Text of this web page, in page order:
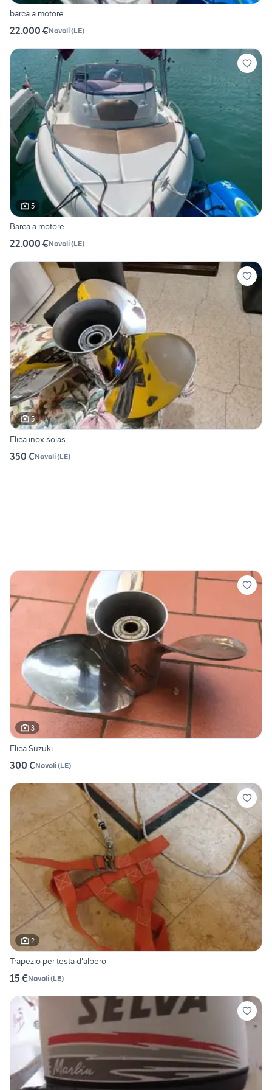
barca a motore
22.000 €Novoli(LE)
5
Barca a motore
22.000 €Novoli(LE)
5
Elica inox solas
350 €Novoli(LE)
3
Elica Suzuki
300 €Novoli(LE)
2
Trapezio per testa d'albero
15 €Novoli(LE)